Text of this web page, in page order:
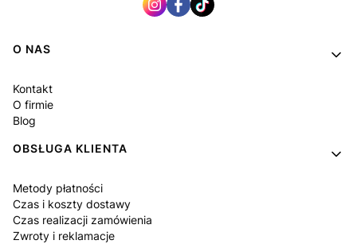
Linki w stopce
O NAS
Kontakt
O firmie
Blog
OBSŁUGA KLIENTA
Metody płatności
Czas i koszty dostawy
Czas realizacji zamówienia
Zwroty i reklamacje